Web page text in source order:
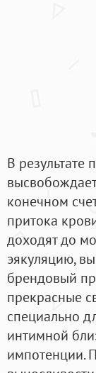
В результате
конечном
притока
доходят до
эякуляцию,
брендовый
прекрасные
специально
интимной
импотенции.